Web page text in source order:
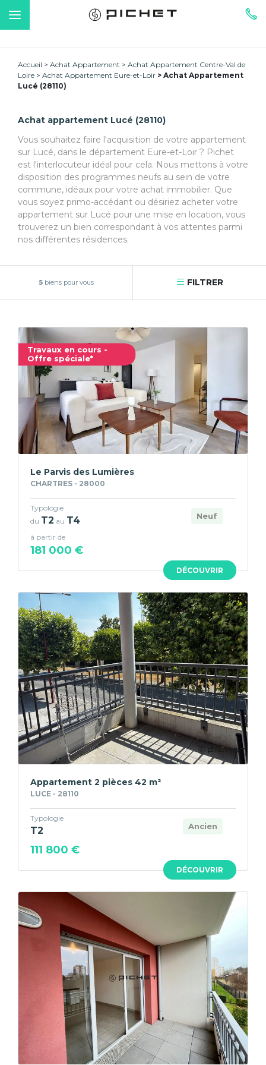
Accueil Achat Appartement
Achat Appartement Centre-Val de
Loire
Achat Appartement Eure-et-Loir
Achat Appartement
Lucé (28110)
Achat appartement Lucé (28110)
Vous souhaitez faire l'acquisition de votre appartement
sur Lucé, dans le département Eure-et-Loir ? Pichet
est l'interlocuteur idéal pour cela. Nous mettons à votre
disposition des programmes neufs au sein de votre
commune, idéaux pour votre achat immobilier. Que
vous soyez primo-accédant ou désiriez acheter votre
appartement sur Lucé pour une mise en location, vous
trouverez un bien correspondant à vos attentes parmi
nos différentes résidences.
5biens pour vous FILTRER
Travaux en cours -
Offre spéciale*
DÉCOUVRIR
Le Parvis des Lumières
CHARTRES - 28000
Neuf
Typologie
du T2 au T4
à partir de
181 000 €
DÉCOUVRIR
Appartement 2 pièces 42 m²
LUCE - 28110
Ancien
Typologie
T2
111 800 €